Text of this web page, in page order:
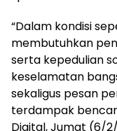
“Dalam kondisi
membutuhkan
serta kepedulian
keselamatan
sekaligus pesan
terdampak
Digital, Jumat (6/